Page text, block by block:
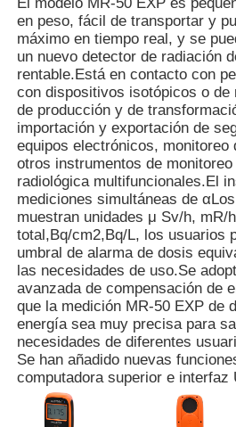
Productos
Videos
Sobre nosotros
Visita a la fábrica
Control de Calidad
Contacto
noticias
Los casos muestran
en peso, fácil de transportar y
máximo en tiempo real, y se
un nuevo detector de radiación
rentable.Está en contacto con
con dispositivos isotópicos o de
de producción y de
importación y exportación de
equipos electrónicos, monitoreo
otros instrumentos de
radiológica multifuncionales.El
mediciones simultáneas de
muestran unidades μ Sv/h, mR/
total,Bq/cm2,Bq/L, los usuarios
umbral de alarma de dosis
las necesidades de uso.Se
avanzada de compensación de
que la medición MR-50 EXP de
energía sea muy precisa para
necesidades de diferentes
Se han añadido nuevas
computadora superior e interfaz